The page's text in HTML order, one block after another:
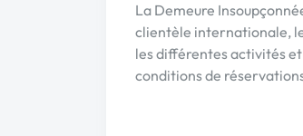
La Demeure
clientèle internationale,
les différentes activités
conditions de